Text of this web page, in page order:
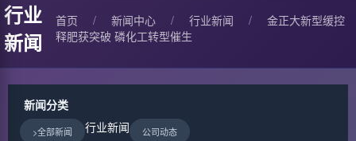
行业
新闻
首页 / 新闻中心 / 行业新闻 /
金正大新型缓控
释肥获突破 磷化工转型催生
新闻分类
>全部新闻 行业新闻 公司动态